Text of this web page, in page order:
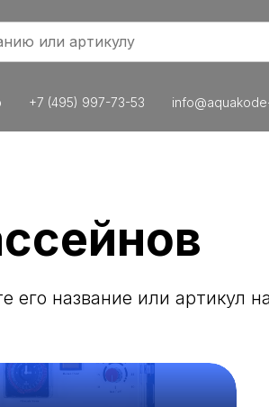
+7 (495) 997-73-53
название или артикул